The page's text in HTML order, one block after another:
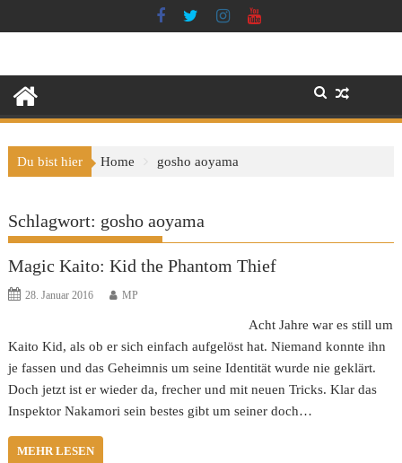
to
Du bist hier Home gosho aoyama
Schlagwort: gosho aoyama
Magic Kaito: Kid the Phantom Thief
28. Januar 2016 MP
Acht Jahre war es still um
Kaito Kid, als ob er sich einfach aufgelöst hat. Niemand konnte ihn
je fassen und das Geheimnis um seine Identität wurde nie geklärt.
Doch jetzt ist er wieder da, frecher und mit neuen Tricks. Klar das
Inspektor Nakamori sein bestes gibt um seiner doch…
MEHR LESEN